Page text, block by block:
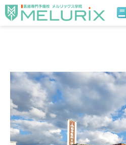
入学案内
合格実績・合格体験記